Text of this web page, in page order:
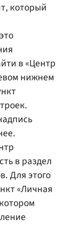
который
в «Центр
нижнем
в раздел
Для этого
«Личная